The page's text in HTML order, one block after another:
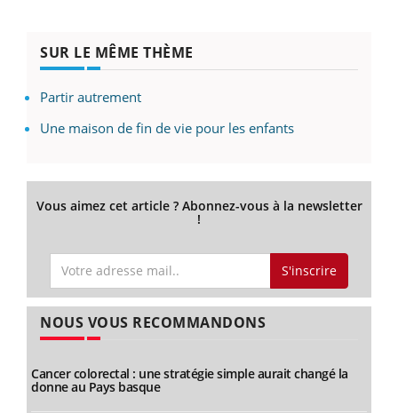
SUR LE MÊME THÈME
Partir autrement
Une maison de fin de vie pour les enfants
Vous aimez cet article ? Abonnez-vous à la newsletter
!
S'inscrire
NOUS VOUS RECOMMANDONS
Cancer colorectal : une stratégie simple aurait changé la
donne au Pays basque